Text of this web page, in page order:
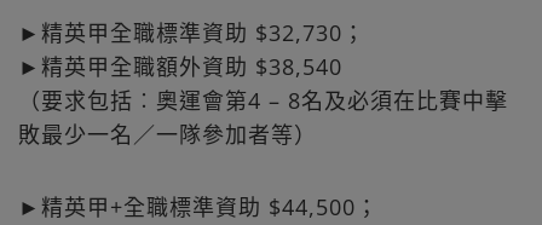
►精英甲全職標準資助 $32,730；
►精英甲全職額外資助 $38,540
（要求包括︰奧運會第4 – 8名及必須在比賽中擊
敗最少一名／一隊參加者等）
►精英甲+全 職標準資助 $44,500；